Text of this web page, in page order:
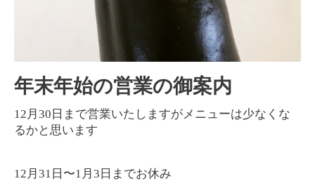
年末年始の営業の御案内
12月30日 まで営業いたしますがメニューは少なくな
るかと思います
12月31日〜1月3日までお休み